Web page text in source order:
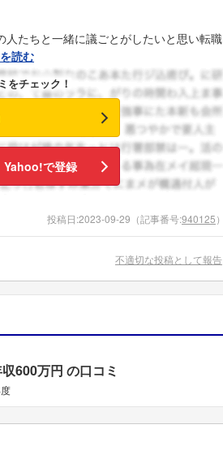
たちと一緒に議ごとがしたいと思い転職
読む
をチェック！
Yahoo!で登録
投稿日:2023-09-29 （記事番号:940125）
不適切な投稿として報告
600万円 の口コミ